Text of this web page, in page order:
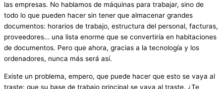
las empresas. No hablamos de máquinas para trabajar, sino de
todo lo que pueden hacer sin tener que almacenar grandes
documentos: horarios de trabajo, estructura del personal, facturas,
proveedores… una lista enorme que se convertiría en habitaciones
de documentos. Pero que ahora, gracias a la tecnología y los
ordenadores, nunca más será así.
Existe un problema, empero, que puede hacer que esto se vaya al
traste: que su base de trabajo principal se vaya al traste. ¿Te